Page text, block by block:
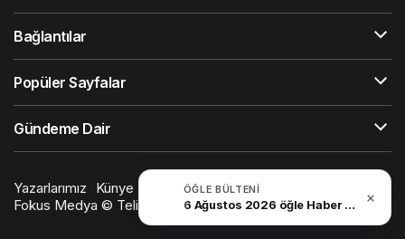
ÖĞLE BÜLTENI
6 Ağustos 2026 öğle Haber Bülteni
Bağlantılar
Popüler Sayfalar
Gündeme Dair
Yazarlarımız Künye Hesabım Gizlilik politikası
Fokus Medya © Telif Hakkı 2026, Tüm Hakları Saklıdır